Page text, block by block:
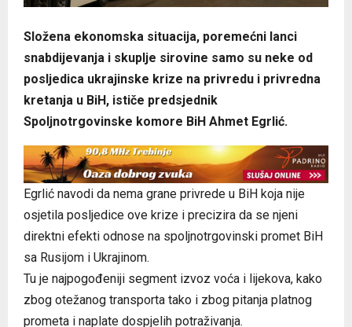
Složena ekonomska situacija, poremećni lanci
snabdijevanja i skuplje sirovine samo su neke od
posljedica ukrajinske krize na privredu i privredna
kretanja u BiH, ističe predsjednik
Spoljnotrgovinske komore BiH Ahmet Egrlić.
Egrlić navodi da nema grane privrede u BiH koja nije
osjetila posljedice ove krize i precizira da se njeni
direktni efekti odnose na spoljnotrgovinski promet BiH
sa Rusijom i Ukrajinom.
Tu je najpogođeniji segment izvoz voća i lijekova, kako
zbog otežanog transporta tako i zbog pitanja platnog
prometa i naplate dospjelih potraživanja.